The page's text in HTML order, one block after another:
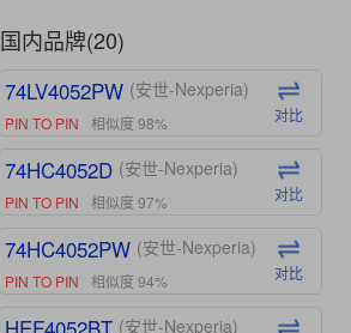
国内品牌(20)
74LV4052PW (安世-Nexperia)
PIN TO PIN 相似度 98% 对比
74HC4052D (安世-Nexperia)
PIN TO PIN 相似度 97% 对比
74HC4052PW (安世-Nexperia)
PIN TO PIN 相似度 94% 对比
(安世-Nexperia)